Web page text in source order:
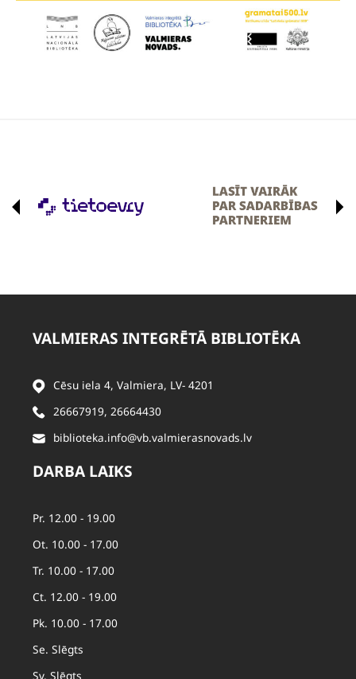
VALMIERAS INTEGRĒTĀ BIBLIOTĒKA
Cēsu iela 4, Valmiera, LV- 4201
26667919, 26664430
biblioteka.info@vb.valmierasnovads.lv
DARBA LAIKS
Pr. 12.00 - 19.00
Ot. 10.00 - 17.00
Tr. 10.00 - 17.00
Ct. 12.00 - 19.00
Pk. 10.00 - 17.00
Se. Slēgts
Sv. Slēgts